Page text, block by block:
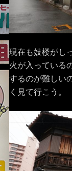
現在も妓楼がし
火が入っている
するのが難しい
く見て行こう。